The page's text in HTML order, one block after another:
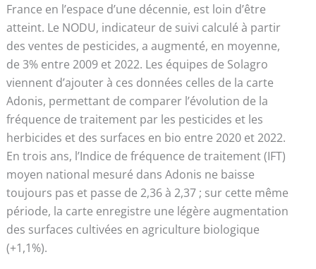
France en l’espace d’une décennie, est loin d’être
atteint. Le NODU, indicateur de suivi calculé à partir
des ventes de pesticides, a augmenté, en moyenne,
de 3% entre 2009 et 2022. Les équipes de Solagro
viennent d’ajouter à ces données celles de la carte
Adonis, permettant de comparer l’évolution de la
fréquence de traitement par les pesticides et les
herbicides et des surfaces en bio entre 2020 et 2022.
En trois ans, l’Indice de fréquence de traitement (IFT)
moyen national mesuré dans Adonis ne baisse
toujours pas et passe de 2,36 à 2,37 ; sur cette même
période, la carte enregistre une légère augmentation
des surfaces cultivées en agriculture biologique
(+1,1%).